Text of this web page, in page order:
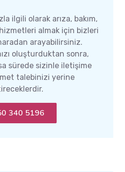
ilgili olarak arıza, bakım,
almak için bizleri
arayabilirsiniz.
oluşturduktan sonra,
sürede sizinle iletişime
talebinizi yerine
340 5196